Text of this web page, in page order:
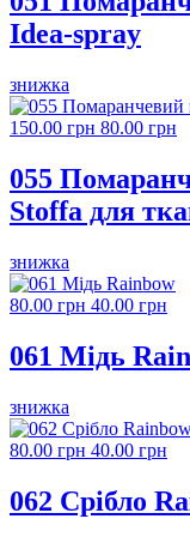
Idea-spray
знижка
150.00 грн 80.00 грн
055
Stoffa для
знижка
80.00 грн 40.00 грн
061 Мідь
знижка
80.00 грн 40.00 грн
062 Срібло